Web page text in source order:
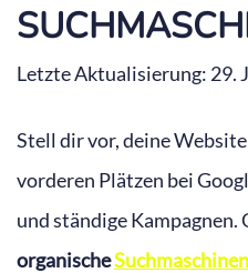
Letzte Aktualisierung: 29.
Stell dir vor, deine
vorderen Plätzen bei
und ständige Kampagnen.
organische